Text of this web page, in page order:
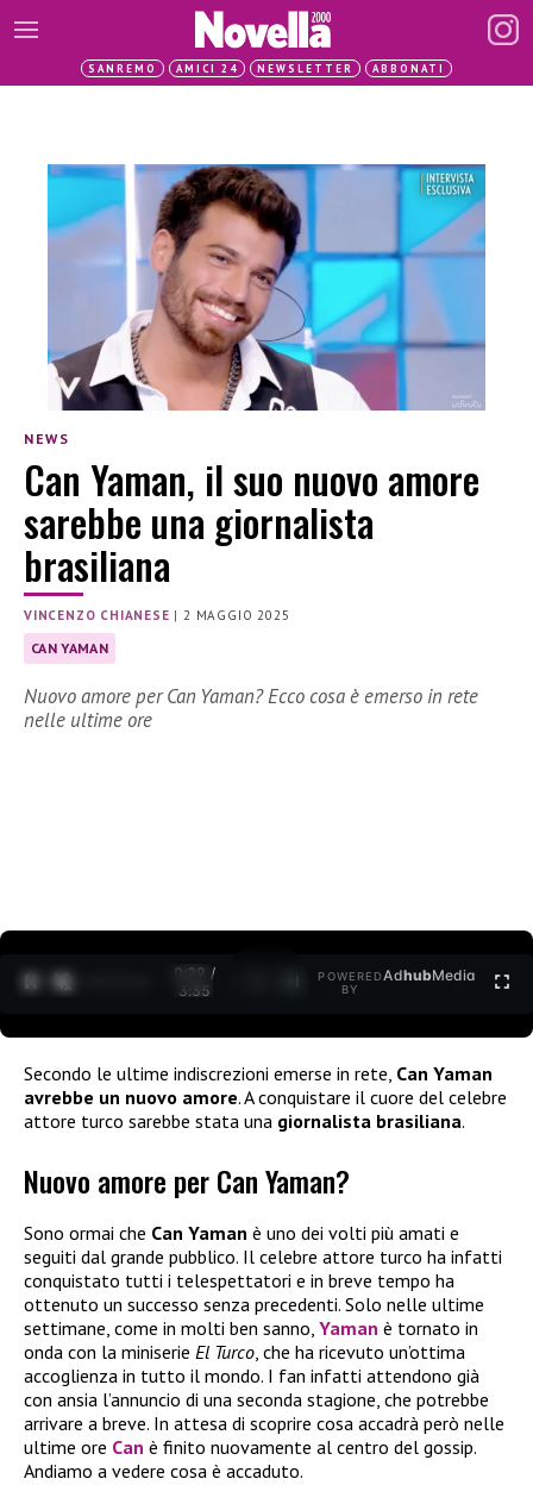
SANREMO AMICI 24 NEWSLETTER ABBONATI
NEWS
Can Yaman, il suo nuovo amore
sarebbe una giornalista
brasiliana
VINCENZO CHIANESE |2 MAGGIO 2025
CAN YAMAN
Nuovo amore per Can Yaman? Ecco cosa è emerso in rete
nelle ultime ore
0:30 /
3:35
POWERED
BY
AdhubMedia
Secondo le ultime indiscrezioni emerse in rete, Can Yaman
avrebbe un nuovo amore. A conquistare il cuore del celebre
attore turco sarebbe stata una giornalista brasiliana.
Nuovo amore per Can Yaman?
Sono ormai che Can Yaman è uno dei volti più amati e
seguiti dal grande pubblico. Il celebre attore turco ha infatti
conquistato tutti i telespettatori e in breve tempo ha
ottenuto un successo senza precedenti. Solo nelle ultime
settimane, come in molti ben sanno, Yaman è tornato in
onda con la miniserie El Turco, che ha ricevuto un’ottima
accoglienza in tutto il mondo. I fan infatti attendono già
con ansia l’annuncio di una seconda stagione, che potrebbe
arrivare a breve. In attesa di scoprire cosa accadrà però nelle
ultime ore Can è finito nuovamente al centro del gossip.
Andiamo a vedere cosa è accaduto.